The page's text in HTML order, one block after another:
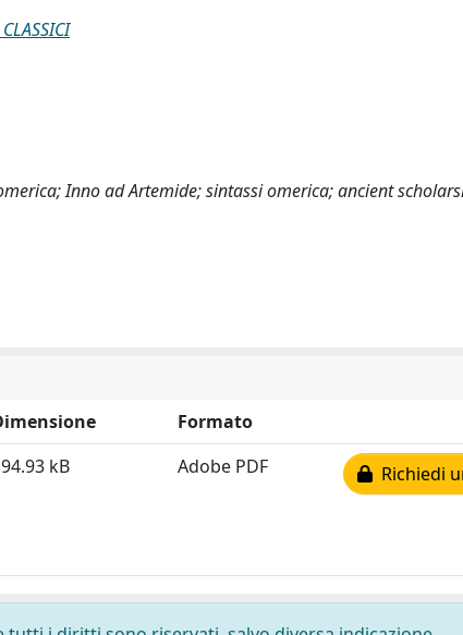
Inno ad Artemide; sintassi omerica; ancient
Formato
kB Adobe PDF Richiedi